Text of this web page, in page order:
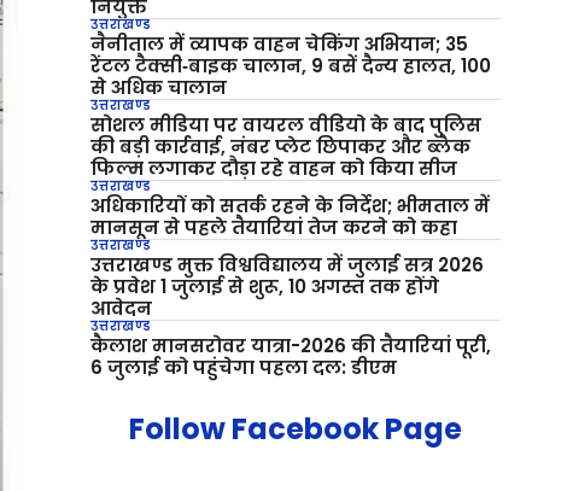
नियुक्त
उत्तराखण्ड
नैनीताल में व्यापक वाहन चेकिंग अभियान; 35
रेंटल टैक्सी‑बाइक चालान, 9 बसें दैन्य हालत, 100
से अधिक चालान
उत्तराखण्ड
सोशल मीडिया पर वायरल वीडियो के बाद पुलिस
की बड़ी कार्रवाई, नंबर प्लेट छिपाकर और ब्लैक
फिल्म लगाकर दौड़ा रहे वाहन को किया सीज
उत्तराखण्ड
अधिकारियों को सतर्क रहने के निर्देश; भीमताल में
मानसून से पहले तैयारियां तेज करने को कहा
उत्तराखण्ड
उत्तराखण्ड मुक्त विश्वविद्यालय में जुलाई सत्र 2026
के प्रवेश 1 जुलाई से शुरू, 10 अगस्त तक होंगे
आवेदन
उत्तराखण्ड
कैलाश मानसरोवर यात्रा-2026 की तैयारियां पूरी,
6 जुलाई को पहुंचेगा पहला दल: डीएम
Follow Facebook Page